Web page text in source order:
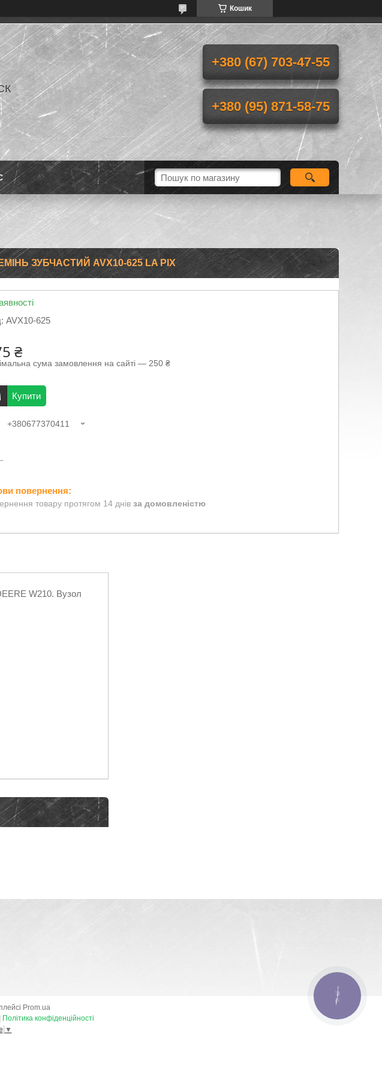
Кошик
+380 (67) 703-47-55
+380 (95) 871-58-75
ЗУБЧАСТИЙ AVХ10-625 LA PIX
AVХ10-625
₴
сума замовлення на сайті — 250 ₴
Купити
+380677370411
товару протягом 14 днів за домовленістю
W210. Вузол
Prom.ua
Політика конфіденційності
▼
КНОПКА
ЗВ'ЯЗКУ